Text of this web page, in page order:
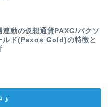
連動の仮想通貨PAXG/パクソ
ルド(Paxos Gold)の特徴と
♪